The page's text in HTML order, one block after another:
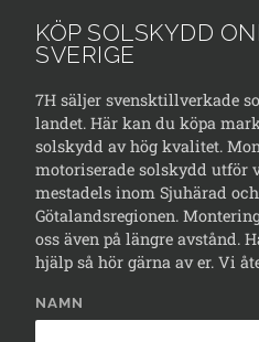
KÖP SOLSKYDD
SVERIGE
7H säljer svensktillverkade
landet. Här kan du köpa
solskydd av hög kvalitet.
motoriserade solskydd utför
mestadels inom Sjuhärad
Götalandsregionen.
oss även på längre avstånd.
hjälp så hör gärna av er. Vi
NAMN